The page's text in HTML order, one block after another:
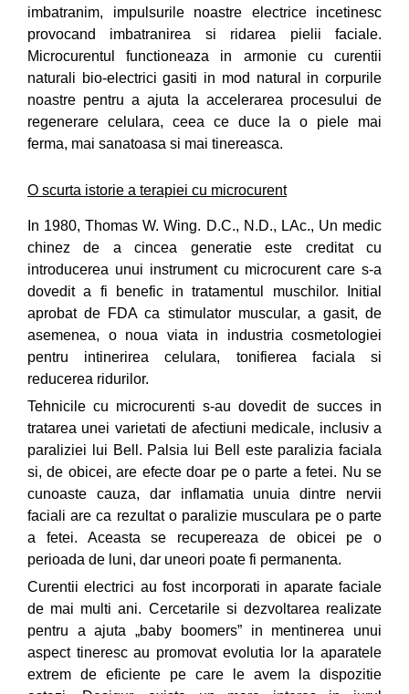
imbatranim, impulsurile noastre electrice incetinesc
provocand imbatranirea si ridarea pielii faciale.
Microcurentul functioneaza in armonie cu curentii
naturali bio-electrici gasiti in mod natural in corpurile
noastre pentru a ajuta la accelerarea procesului de
regenerare celulara, ceea ce duce la o piele mai
ferma, mai sanatoasa si mai tinereasca.
O scurta istorie a terapiei cu microcurent
In 1980, Thomas W. Wing. D.C., N.D., LAc., Un medic
chinez de a cincea generatie este creditat cu
introducerea unui instrument cu microcurent care s-a
dovedit a fi benefic in tratamentul muschilor. Initial
aprobat de FDA ca stimulator muscular, a gasit, de
asemenea, o noua viata in industria cosmetologiei
pentru intinerirea celulara, tonifierea faciala si
reducerea ridurilor.
Tehnicile cu microcurenti s-au dovedit de succes in
tratarea unei varietati de afectiuni medicale, inclusiv a
paraliziei lui Bell. Palsia lui Bell este paralizia faciala
si, de obicei, are efecte doar pe o parte a fetei. Nu se
cunoaste cauza, dar inflamatia unuia dintre nervii
faciali are ca rezultat o paralizie musculara pe o parte
a fetei. Aceasta se recupereaza de obicei pe o
perioada de luni, dar uneori poate fi permanenta.
Curentii electrici au fost incorporati in aparate faciale
de mai multi ani. Cercetarile si dezvoltarea realizate
pentru a ajuta „baby boomers” in mentinerea unui
aspect tineresc au promovat evolutia lor la aparatele
extrem de eficiente pe care le avem la dispozitie